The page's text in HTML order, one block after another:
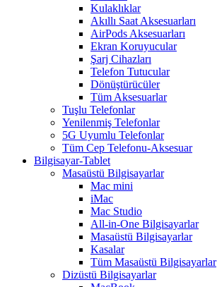
Kulaklıklar
Akıllı Saat Aksesuarları
AirPods Aksesuarları
Ekran Koruyucular
Şarj Cihazları
Telefon Tutucular
Dönüştürücüler
Tüm Aksesuarlar
Tuşlu Telefonlar
Yenilenmiş Telefonlar
5G Uyumlu Telefonlar
Tüm Cep Telefonu-Aksesuar
Bilgisayar-Tablet
Masaüstü Bilgisayarlar
Mac mini
iMac
Mac Studio
All-in-One Bilgisayarlar
Masaüstü Bilgisayarlar
Kasalar
Tüm Masaüstü Bilgisayarlar
Dizüstü Bilgisayarlar